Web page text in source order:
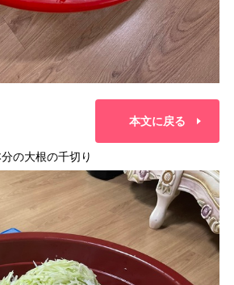
本文に戻る
の大根の千切り